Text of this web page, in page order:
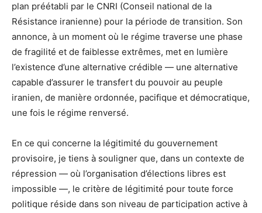
plan préétabli par le CNRI (Conseil national de la
Résistance iranienne) pour la période de transition. Son
annonce, à un moment où le régime traverse une phase
de fragilité et de faiblesse extrêmes, met en lumière
l’existence d’une alternative crédible — une alternative
capable d’assurer le transfert du pouvoir au peuple
iranien, de manière ordonnée, pacifique et démocratique,
une fois le régime renversé.
En ce qui concerne la légitimité du gouvernement
provisoire, je tiens à souligner que, dans un contexte de
répression — où l’organisation d’élections libres est
impossible —, le critère de légitimité pour toute force
politique réside dans son niveau de participation active à